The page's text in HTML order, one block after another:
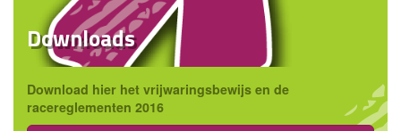
Downloads
Download hier het vrijwaringsbewijs en de
racereglementen 2016